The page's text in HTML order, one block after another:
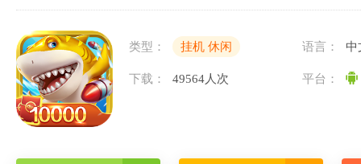
类型： 挂机 休闲 语言： 中
下载： 49564人次 平台：